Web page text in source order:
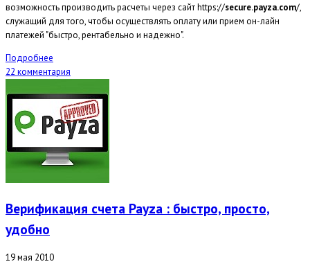
возможность производить расчеты через сайт https://secure.payza.com/,
служащий для того, чтобы осуществлять оплату или прием он-лайн
платежей "быстро, рентабельно и надежно".
Подробнее
22 комментария
Верификация счета Payza : быстро, просто,
удобно
19 мая 2010